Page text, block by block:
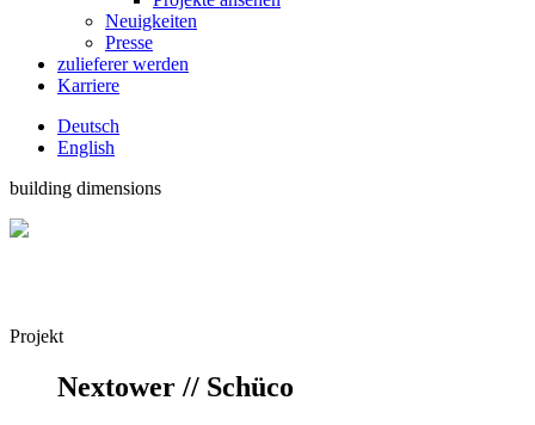
Neuigkeiten
Presse
zulieferer werden
Karriere
Deutsch
English
building dimensions
Projekt
Nextower // Schüco